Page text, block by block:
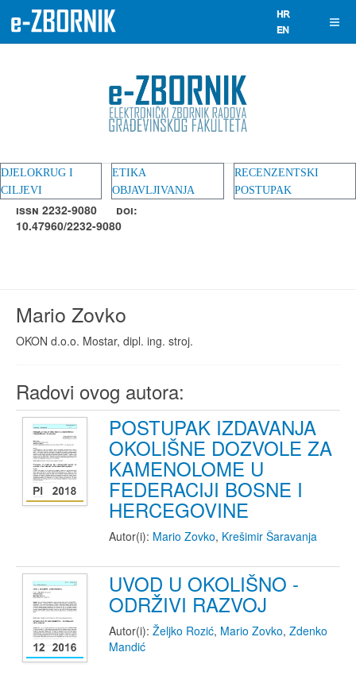
DJELOKRUG I
CILJEVI
ETIKA
OBJAVLJIVANJA
RECENZENTSKI
POSTUPAK
ISSN 2232-9080 DOI:
10.47960/2232-9080
Mario Zovko
OKON d.o.o. Mostar, dipl. ing. stroj.
Radovi ovog autora:
POSTUPAK IZDAVANJA
OKOLIŠNE DOZVOLE ZA
KAMENOLOME U
FEDERACIJI BOSNE I
HERCEGOVINE
Autor(i): Mario Zovko, Krešimir Šaravanja
UVOD U OKOLIŠNO -
ODRŽIVI RAZVOJ
Autor(i): Željko Rozić, Mario Zovko, Zdenko
Mandić